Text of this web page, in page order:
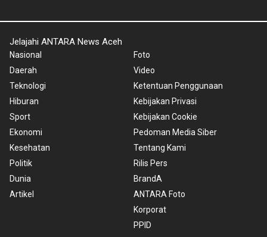
Jelajahi ANTARA News Aceh
Nasional
Daerah
Teknologi
Hiburan
Sport
Ekonomi
Kesehatan
Politik
Dunia
Artikel
Foto
Video
Ketentuan Penggunaan
Kebijakan Privasi
Kebijakan Cookie
Pedoman Media Siber
Tentang Kami
Rilis Pers
BrandA
ANTARA Foto
Korporat
PPID